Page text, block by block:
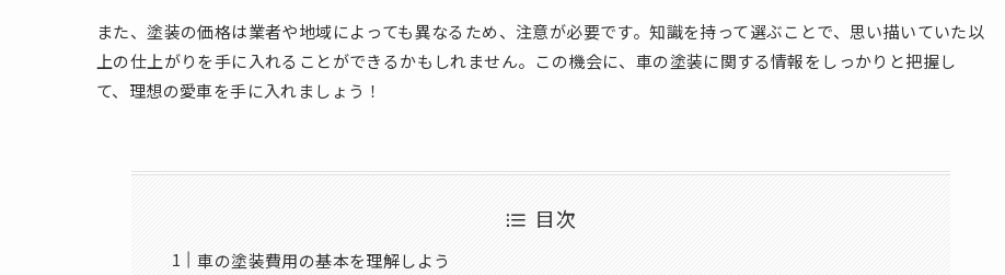
また、塗装の価格は業者や地域によっても異なるため、注意が必要です。知識を持って選ぶことで、思い描いていた以
上の仕上がりを手に入れることができるかもしれません。この機会に、車の塗装に関する情報をしっかりと把握し
て、理想の愛車を手に入れましょう！
目次
車の塗装費用の基本を理解しよう